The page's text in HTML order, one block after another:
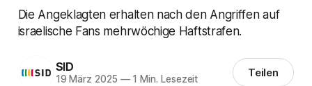
Die Angeklagten erhalten nach den Angriffen auf
israelische Fans mehrwöchige Haftstrafen.
SID
19 März 2025 —1 Min. Lesezeit Teilen